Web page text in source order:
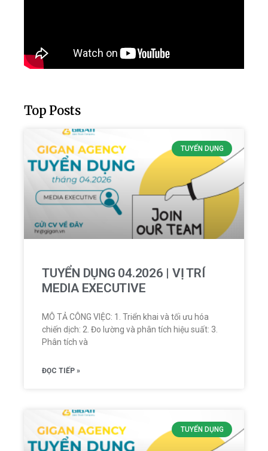
Top Posts
TUYỂN DỤNG
TUYỂN DỤNG 04.2026 | VỊ TRÍ
MEDIA EXECUTIVE
MÔ TẢ CÔNG VIỆC: 1. Triển khai và tối ưu hóa
chiến dịch: 2. Đo lường và phân tích hiệu suất: 3.
Phân tích và
ĐỌC TIẾP »
TUYỂN DỤNG